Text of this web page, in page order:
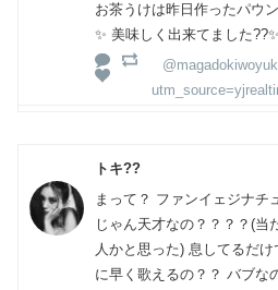
お茶うけは昨日作ったパウ
✨ 美味しく出来てました??✨
トキ??
まって？ ファンイェジナチ
じゃん天才なの？？？？(当
人かと思った) 息してるだ
に早く歌えるの？？ バブな